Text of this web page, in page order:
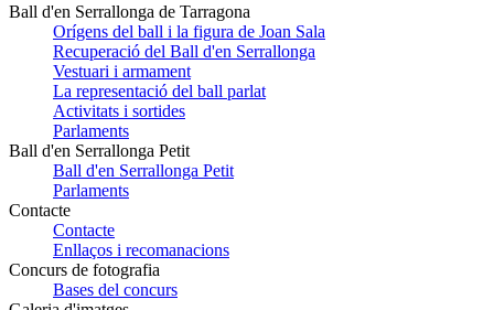
Ball d'en Serrallonga de Tarragona
Orígens del ball i la figura de Joan Sala
Recuperació del Ball d'en Serrallonga
Vestuari i armament
La representació del ball parlat
Activitats i sortides
Parlaments
Ball d'en Serrallonga Petit
Ball d'en Serrallonga Petit
Parlaments
Contacte
Contacte
Enllaços i recomanacions
Concurs de fotografia
Bases del concurs